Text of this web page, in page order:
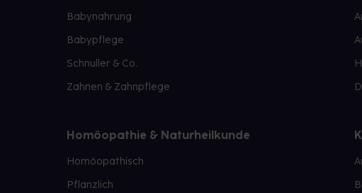
Babynahrung
Babypflege
Schnuller & Co.
Zahnen & Zahnpflege
Homöopathie & Naturheilkunde
Homöopathisch
Pflanzlich